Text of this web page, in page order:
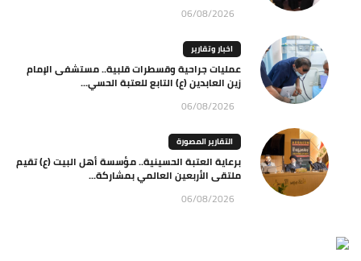
06/08/2026
اخبار وتقارير
عمليات جراحية وقسطرات قلبية.. مستشفى الإمام
زين العابدين (ع) التابع للعتبة الحسي...
06/08/2026
التقارير المصورة
برعاية العتبة الحسينية.. مؤسسة أهل البيت (ع) تقيم
ملتقى الأربعين العالمي بمشاركة...
06/08/2026